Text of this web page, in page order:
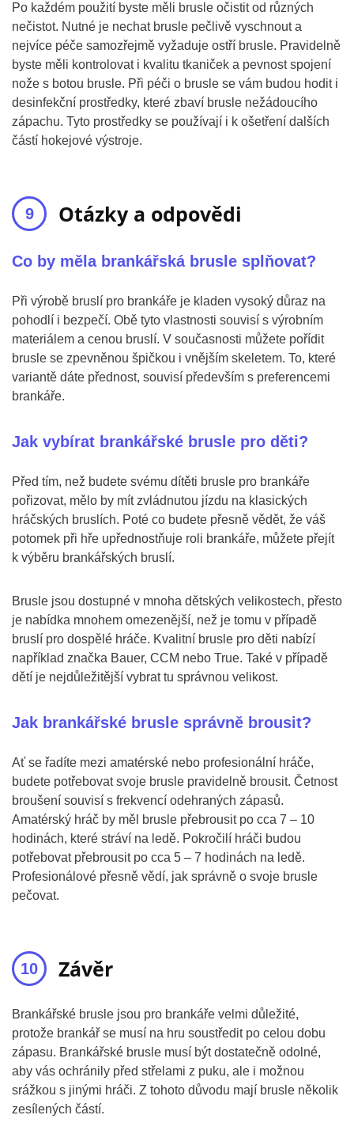
Po každém použití byste měli brusle očistit od různých
nečistot. Nutné je nechat brusle pečlivě vyschnout a
nejvíce péče samozřejmě vyžaduje ostří brusle. Pravidelně
byste měli kontrolovat i kvalitu tkaniček a pevnost spojení
nože s botou brusle. Při péči o brusle se vám budou hodit i
desinfekční prostředky, které zbaví brusle nežádoucího
zápachu. Tyto prostředky se používají i k ošetření dalších
částí hokejové výstroje.
Otázky a odpovědi
Co by měla brankářská brusle splňovat?
Při výrobě bruslí pro brankáře je kladen vysoký důraz na
pohodlí i bezpečí. Obě tyto vlastnosti souvisí s výrobním
materiálem a cenou bruslí. V současnosti můžete pořídit
brusle se zpevněnou špičkou i vnějším skeletem. To, které
variantě dáte přednost, souvisí především s preferencemi
brankáře.
Jak vybírat brankářské brusle pro děti?
Před tím, než budete svému dítěti brusle pro brankáře
pořizovat, mělo by mít zvládnutou jízdu na klasických
hráčských bruslích. Poté co budete přesně vědět, že váš
potomek při hře upřednostňuje roli brankáře, můžete přejít
k výběru brankářských bruslí.
Brusle jsou dostupné v mnoha dětských velikostech, přesto
je nabídka mnohem omezenější, než je tomu v případě
bruslí pro dospělé hráče. Kvalitní brusle pro děti nabízí
například značka Bauer, CCM nebo True. Také v případě
dětí je nejdůležitější vybrat tu správnou velikost.
Jak brankářské brusle správně brousit?
Ať se řadíte mezi amatérské nebo profesionální hráče,
budete potřebovat svoje brusle pravidelně brousit. Četnost
broušení souvisí s frekvencí odehraných zápasů.
Amatérský hráč by měl brusle přebrousit po cca 7 – 10
hodinách, které stráví na ledě. Pokročilí hráči budou
potřebovat přebrousit po cca 5 – 7 hodinách na ledě.
Profesionálové přesně vědí, jak správně o svoje brusle
pečovat.
Závěr
Brankářské brusle jsou pro brankáře velmi důležité,
protože brankář se musí na hru soustředit po celou dobu
zápasu. Brankářské brusle musí být dostatečně odolné,
aby vás ochránily před střelami z puku, ale i možnou
srážkou s jinými hráči. Z tohoto důvodu mají brusle několik
zesílených částí.